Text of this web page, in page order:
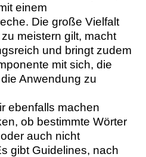
einem
Die große Vielfalt
meistern gilt, macht
und bringt zudem
mit sich, die
Anwendung zu
ebenfalls machen
ob bestimmte Wörter
auch nicht
gibt Guidelines, nach